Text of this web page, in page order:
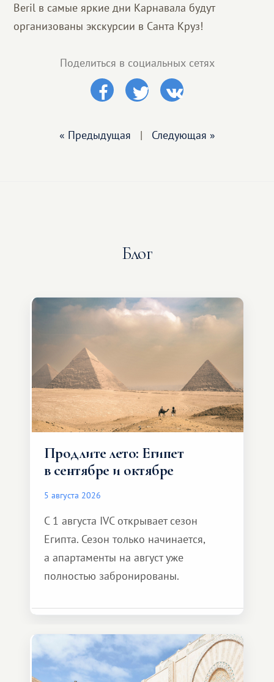
Beril в самые яркие дни Карнавала будут
организованы экскурсии в Санта Круз!
Поделиться в социальных сетях
« Предыдущая | Следующая »
Блог
Продлите лето: Египет
в сентябре и октябре
5 августа 2026
С 1 августа IVC открывает сезон
Египта. Сезон только начинается,
а апартаменты на август уже
полностью забронированы.